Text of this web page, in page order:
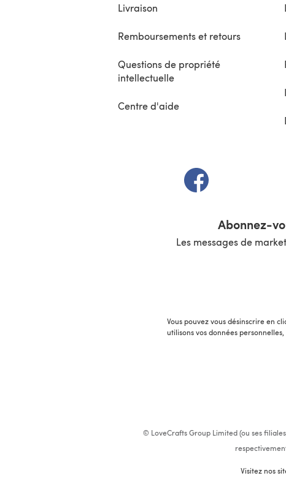
Livraison
Remboursements et retours
Questions de propriété
intellectuelle
Centre d'aide
(s'ouvre dans un
Abonnez-
Les messages de
Vous pouvez vous désinscrire en
utilisons vos données
© LoveCrafts Group Limited (ou ses
Visitez nos